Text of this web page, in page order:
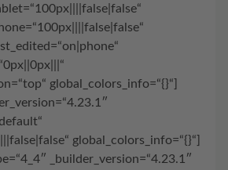
global_colors_info=“{}“]
global_colors_info=“{}“]
_builder_version=“4.23.1″